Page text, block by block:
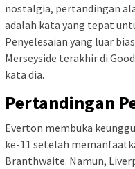
nostalgia, pertandingan
adalah kata yang tepat
Penyelesaian yang luar
Merseyside terakhir di
kata dia.
Pertandingan
Everton membuka
ke-11 setelah
Branthwaite. Namun,